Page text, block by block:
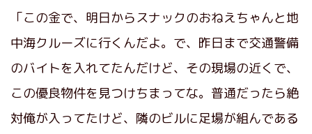
「この金で、明日からスナックのおねえちゃんと地
中海クルーズに行くんだよ。で、昨日まで交通警備
のバイトを入れてたんだけど、その現場の近くで、
この優良物件を見つけちまってな。普通だったら絶
対俺が入ってたけど、隣のビルに足場が組んである